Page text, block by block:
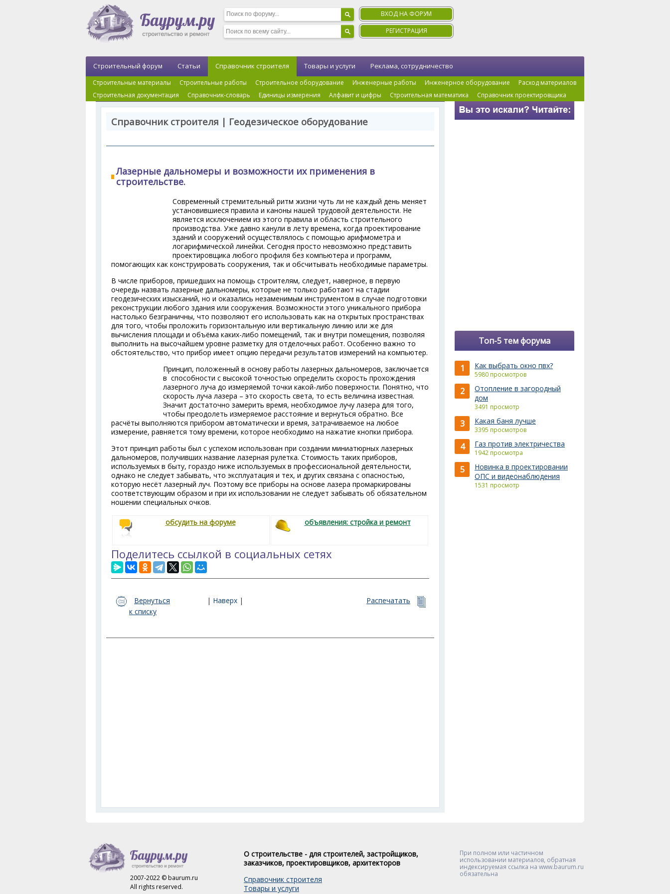
ВХОД НА ФОРУМ
РЕГИСТРАЦИЯ
Строительный форум Статьи Справочник строителя
Строительные материалы Строительные работы Строительное оборудование Инженерные работы Инженерное оборудование
Расход материалов
Строительная документация
Справочник-словарь Единицы измерения Алфавит и цифры Строительная математика Справочник проектировщика
Товары и услуги Реклама, сотрудничество
Справочник строителя | Геодезическое оборудование
Лазерные дальномеры и возможности их применения в
строительстве.
Современный стремительный ритм жизни чуть ли не каждый день меняет
установившиеся правила и каноны нашей трудовой деятельности. Не
является исключением из этого правила и область строительного
производства. Уже давно канули в лету времена, когда проектирование
зданий и сооружений осуществлялось с помощью арифмометра и
логарифмической линейки. Сегодня просто невозможно представить
проектировщика любого профиля без компьютера и программ,
помогающих как конструировать сооружения, так и обсчитывать необходимые параметры.
В числе приборов, пришедших на помощь строителям, следует, наверное, в первую
очередь назвать лазерные дальномеры, которые не только работают на стадии
геодезических изысканий, но и оказались незаменимым инструментом в случае подготовки
реконструкции любого здания или сооружения. Возможности этого уникального прибора
настолько безграничны, что позволяют его использовать как на открытых пространствах
для того, чтобы проложить горизонтальную или вертикальную линию или же для
вычисления площади и объёма каких-либо помещений, так и внутри помещения, позволяя
выполнить на высочайшем уровне разметку для отделочных работ. Особенно важно то
обстоятельство, что прибор имеет опцию передачи результатов измерений на компьютер.
Принцип, положенный в основу работы лазерных дальномеров, заключается
в способности с высокой точностью определить скорость прохождения
лазерного луча до измеряемой точки какой-либо поверхности. Понятно, что
скорость луча лазера – это скорость света, то есть величина известная.
Значит достаточно замерить время, необходимое лучу лазера для того,
чтобы преодолеть измеряемое расстояние и вернуться обратно. Все
расчёты выполняются прибором автоматически и время, затрачиваемое на любое
измерение, равняется тому времени, которое необходимо на нажатие кнопки прибора.
Этот принцип работы был с успехом использован при создании миниатюрных лазерных
дальномеров, получивших название лазерная рулетка. Стоимость таких приборов,
используемых в быту, гораздо ниже используемых в профессиональной деятельности,
однако не следует забывать, что эксплуатация и тех, и других связана с опасностью,
которую несёт лазерный луч. Поэтому все приборы на основе лазера промаркированы
соответствующим образом и при их использовании не следует забывать об обязательном
ношении специальных очков.
обсудить на форуме объявления: стройка и ремонт
Поделитесь ссылкой в социальных сетях
Вернуться
к списку
| Наверх| Распечатать
Топ-5 тем форума
1 Как выбрать окно пвх?
5980 просмотров
2
Отопление в загородный
дом
3491 просмотр
3 Какая баня лучше
3395 просмотров
4 Газ против электричества
1942 просмотра
5
Новинка в проектировании
ОПС и видеонаблюдения
1531 просмотр
2007-2022 © baurum.ru
All rights reserved.
О строительстве - для строителей, застройщиков,
заказчиков, проектировщиков, архитекторов
Справочник строителя
Товары и услуги
При полном или частичном
использовании материалов, обратная
индексируемая ссылка на www.baurum.ru
обязательна